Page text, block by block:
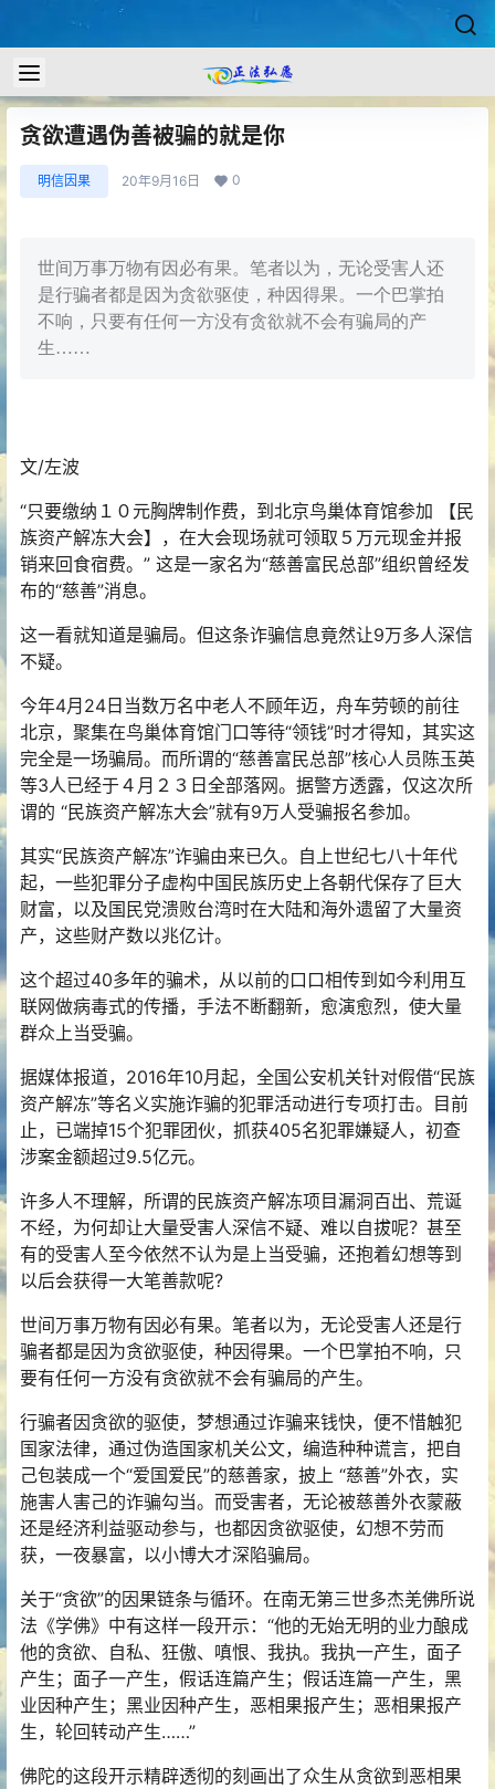
贪欲遭遇伪善被骗的就是你
明信因果 20年9月16日 0
世间万事万物有因必有果。笔者以为，无论受害人还
是行骗者都是因为贪欲驱使，种因得果。一个巴掌拍
不响，只要有任何一方没有贪欲就不会有骗局的产
生……
文/左波
“只要缴纳１０元胸牌制作费，到北京鸟巢体育馆参加 【民
族资产解冻大会】，在大会现场就可领取５万元现金并报
销来回食宿费。” 这是一家名为“慈善富民总部”组织曾经发
布的“慈善”消息。
这一看就知道是骗局。但这条诈骗信息竟然让9万多人深信
不疑。
今年4月24日当数万名中老人不顾年迈，舟车劳顿的前往
北京，聚集在鸟巢体育馆门口等待“领钱”时才得知，其实这
完全是一场骗局。而所谓的“慈善富民总部”核心人员陈玉英
等3人已经于４月２３日全部落网。据警方透露，仅这次所
谓的 “民族资产解冻大会”就有9万人受骗报名参加。
其实“民族资产解冻”诈骗由来已久。自上世纪七八十年代
起，一些犯罪分子虚构中国民族历史上各朝代保存了巨大
财富，以及国民党溃败台湾时在大陆和海外遗留了大量资
产，这些财产数以兆亿计。
这个超过40多年的骗术，从以前的口口相传到如今利用互
联网做病毒式的传播，手法不断翻新，愈演愈烈，使大量
群众上当受骗。
据媒体报道，2016年10月起，全国公安机关针对假借“民族
资产解冻”等名义实施诈骗的犯罪活动进行专项打击。目前
止，已端掉15个犯罪团伙，抓获405名犯罪嫌疑人，初查
涉案金额超过9.5亿元。
许多人不理解，所谓的民族资产解冻项目漏洞百出、荒诞
不经，为何却让大量受害人深信不疑、难以自拔呢？甚至
有的受害人至今依然不认为是上当受骗，还抱着幻想等到
以后会获得一大笔善款呢?
世间万事万物有因必有果。笔者以为，无论受害人还是行
骗者都是因为贪欲驱使，种因得果。一个巴掌拍不响，只
要有任何一方没有贪欲就不会有骗局的产生。
行骗者因贪欲的驱使，梦想通过诈骗来钱快，便不惜触犯
国家法律，通过伪造国家机关公文，编造种种谎言，把自
己包装成一个“爱国爱民”的慈善家，披上 “慈善”外衣，实
施害人害己的诈骗勾当。而受害者，无论被慈善外衣蒙蔽
还是经济利益驱动参与，也都因贪欲驱使，幻想不劳而
获，一夜暴富，以小博大才深陷骗局。
关于“贪欲”的因果链条与循环。在南无第三世多杰羌佛所说
法《学佛》中有这样一段开示：“他的无始无明的业力酿成
他的贪欲、自私、狂傲、嗔恨、我执。我执一产生，面子
产生；面子一产生，假话连篇产生；假话连篇一产生，黑
业因种产生；黑业因种产生，恶相果报产生；恶相果报产
生，轮回转动产生……”
佛陀的这段开示精辟透彻的刻画出了众生从贪欲到恶相果